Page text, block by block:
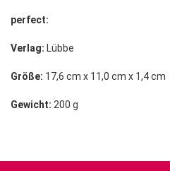
perfect:
Verlag: Lübbe
Größe: 17,6 cm x 11,0 cm x 1,4 cm
Gewicht: 200 g